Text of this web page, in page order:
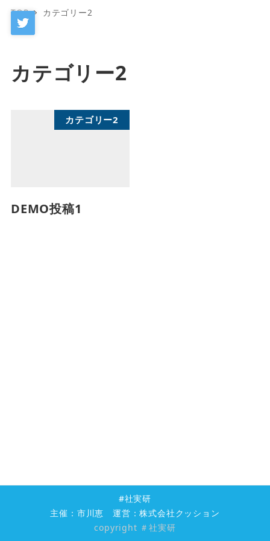
TOP カテゴリー2
カテゴリー2
カテゴリー2
DEMO投稿1
#社実研
主催：市川恵 運営：株式会社クッション
​copyright ＃社実研